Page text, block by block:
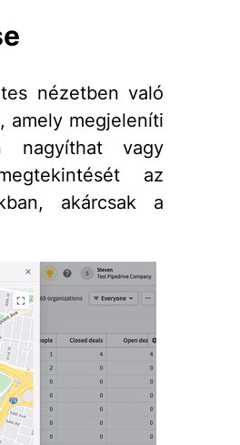
nézetben való
amely megjeleníti
nagyíthat vagy
az
akárcsak a